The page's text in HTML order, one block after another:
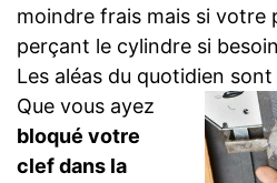
moindre frais mais si votre
perçant le cylindre si
Les aléas du quotidien
Que vous ayez
bloqué votre
clef dans la